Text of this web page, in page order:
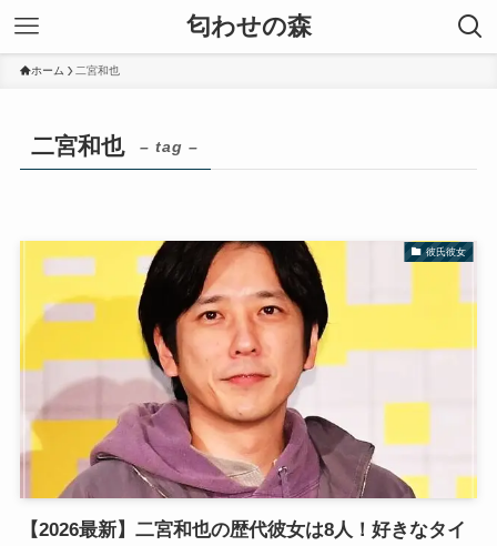
匂わせの森
ホーム 二宮和也
二宮和也 – tag –
彼氏彼女
【2026最新】二宮和也の歴代彼女は8人！好きなタイ